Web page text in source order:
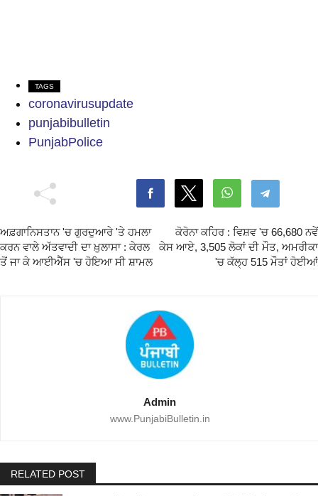
TAGS
coronavirusupdate
punjabibulletin
PunjabPolice
ਅਫ਼ਗਾਨਿਸਤਾਨ 'ਚ ਗੁਰਦੁਆਰੇ 'ਤੇ ਹਮਲਾ
ਕਰਨ ਵਾਲੇ ਅੱਤਵਾਦੀ ਦਾ ਖ਼ੁਲਾਸਾ : ਕੇਰਲ
ਤੋਂ ਜਾ ਕੇ ਆਈਐੱਸ 'ਚ ਹੋਇਆ ਸੀ ਸ਼ਾਮਲ
ਕੋਰੋਨਾ ਕਹਿਰ : ਵਿਸ਼ਵ 'ਚ 66,680 ਨਵੇਂ
ਕੇਸ ਆਏ, 3,505 ਲੋਕਾਂ ਦੀ ਮੌਤ, ਅਮਰੀਕਾ
'ਚ ਕੱਲ੍ਹ 515 ਮੌਤਾਂ ਹੋਈਆਂ
Admin
www.PunjabiBulletin.in
RELATED POST